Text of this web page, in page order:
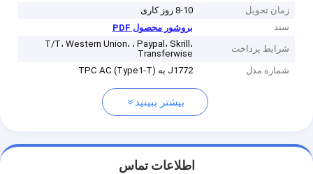
زمان تحویل
8-10 روز کاری
سند
بروشور محصول PDF
شرایط پرداخت
T/T، Western Union، ، Paypal، Skrill،
Transferwise
شماره مدل
J1772 به TPC AC (Type1-T)
بیشتر ببینید
اطلاعات تماس